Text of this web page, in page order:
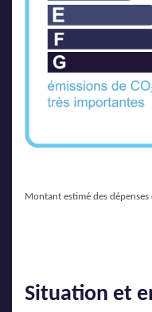
Montant estimé des
Situation et